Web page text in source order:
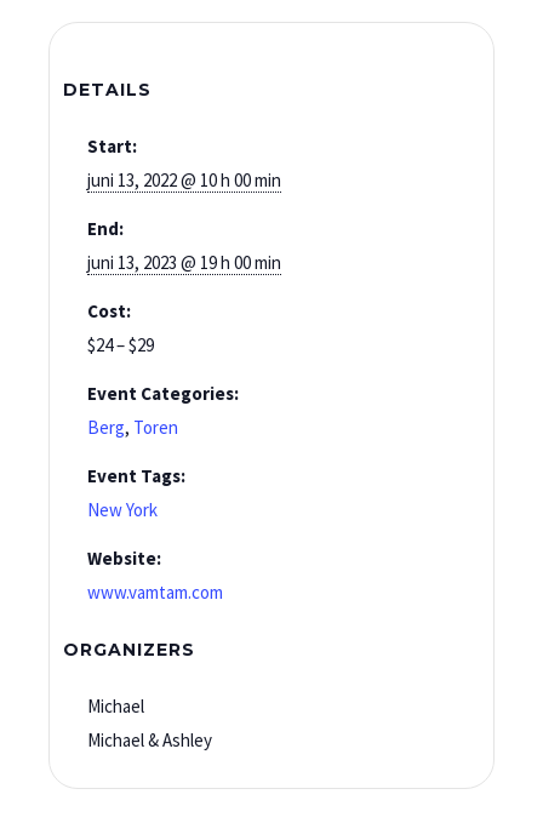
DETAILS
Start:
juni 13, 2022 @ 10 h 00 min
End:
juni 13, 2023 @ 19 h 00 min
Cost:
$24 – $29
Event Categories:
Berg, Toren
Event Tags:
New York
Website:
www.vamtam.com
ORGANIZERS
Michael
Michael & Ashley